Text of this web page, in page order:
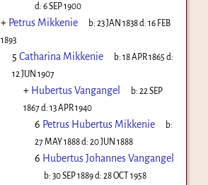
d: 6 SEP 1900
+ Petrus Mikkenie b:23 JAN 1838d:16 FEB
1893
5 Catharina Mikkenie b:18 APR 1865 d:
12 JUN 1907
+ Hubertus Vangangel b:22 SEP
1867d: 13 APR 1940
6 Petrus Hubertus Mikkenie
b:
27 MAY 1888d: 20 JUN 1888
6 Hubertus Johannes Vangangel
b:30 SEP 1889d:28 OCT 1958